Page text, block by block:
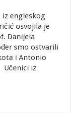
engleskog
osvojila je
Danijela
smo ostvarili
i Antonio
Učenici iz